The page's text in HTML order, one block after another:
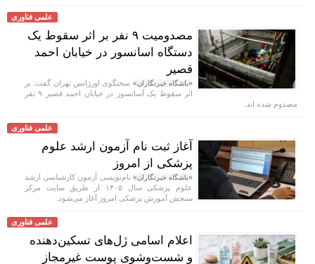
علمی فناوری
مصدومیت ۹ نفر بر اثر سقوط یک
دستگاه اسانسور در خیابان احمد
قصیر
«باشگاه خبرنگاران» سخنگوی اورژانس تهران گفت: بر
اثر سقوط یک آسانسور در خیابان احمد قصیر ۹ نفر
مصدوم شده اند.
علمی فناوری
آغاز ثبت نام آزمون ارشد علوم
پزشکی از امروز
«باشگاه خبرنگاران» نام‌نویسی آزمون کارشناسی ارشد
علوم پزشکی سال ۱۴۰۵ از طریق سایت مرکز
سنجش آموزش پزشکی امروز آغاز می‌شود.
علمی فناوری
اعلام اسامی ژل‌های تسکین‌دهنده
و شست‌وشوی پوست غیرمجاز